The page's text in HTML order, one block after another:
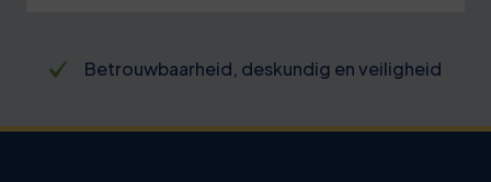
Betrouwbaarheid, deskundig en veiligheid